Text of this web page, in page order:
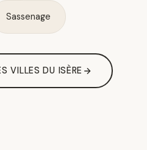
Sassenage
VILLES DU ISÈRE